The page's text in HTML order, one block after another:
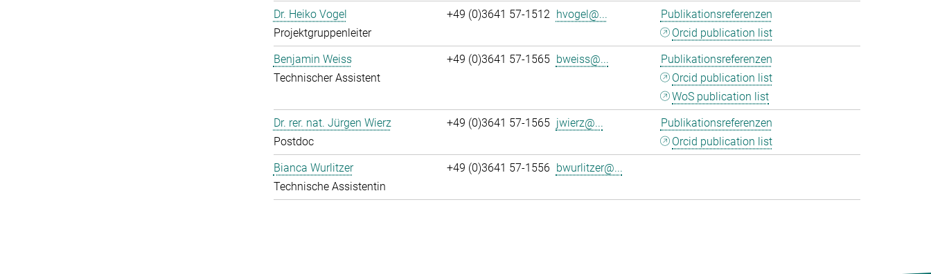
Dr. Heiko Vogel
Projektgruppenleiter
+49 (0)3641 57-1512 hvogel@...
Publikationsreferenzen
Orcid publication list
Benjamin Weiss
Technischer Assistent
+49 (0)3641 57-1565 bweiss@...
Publikationsreferenzen
Orcid publication list
WoS publication list
Dr. rer. nat. Jürgen Wierz
Postdoc
+49 (0)3641 57-1565 jwierz@...
Publikationsreferenzen
Orcid publication list
Bianca Wurlitzer
Technische Assistentin
+49 (0)3641 57-1556 bwurlitzer@...